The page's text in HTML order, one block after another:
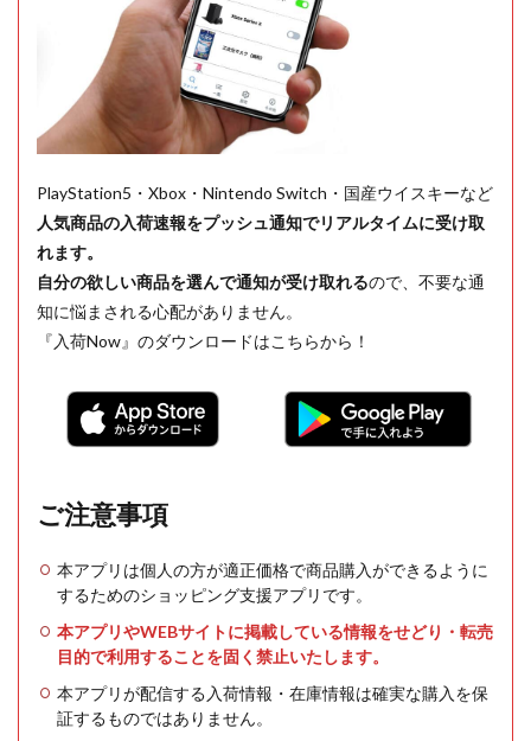
PlayStation5・Xbox・Nintendo Switch・国産ウイスキーなど
人気商品の入荷速報をプッシュ通知でリアルタイムに受け取
れます。
自分の欲しい商品を選んで通知が受け取れるので、不要な通
知に悩まされる心配がありません。
『入荷Now』のダウンロードはこちらから！
ご注意事項
本アプリは個人の方が適正価格で商品購入ができるように
するためのショッピング支援アプリです。
本アプリやWEBサイトに掲載している情報をせどり・転売
目的で利用することを固く禁止いたします。
本アプリが配信する入荷情報・在庫情報は確実な購入を保
証するものではありません。